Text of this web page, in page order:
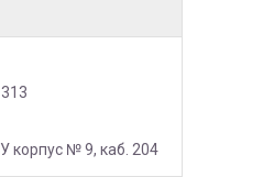
корпус № 9, каб. 204